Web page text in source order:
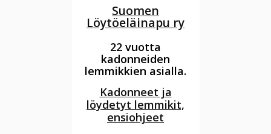
Suomen
Löytöeläinapu ry
22 vuotta
kadonneiden
lemmikkien asialla.
Kadonneet ja
löydetyt lemmikit,
ensiohjeet